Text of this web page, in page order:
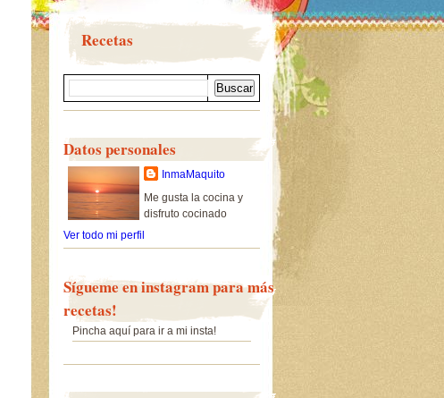
Recetas
Datos personales
InmaMaquito
Me gusta la cocina y
disfruto cocinado
Ver todo mi perfil
Sígueme en instagram para más
recetas!
Pincha aquí para ir a mi insta!